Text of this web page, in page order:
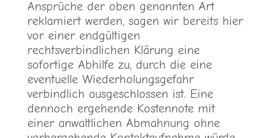
Ansprüche der oben genannten Art
reklamiert werden, sagen wir bereits hier
vor einer endgültigen
rechtsverbindlichen Klärung eine
sofortige Abhilfe zu, durch die eine
eventuelle Wiederholungsgefahr
verbindlich ausgeschlossen ist. Eine
dennoch ergehende Kostennote mit
einer anwaltlichen Abmahnung ohne